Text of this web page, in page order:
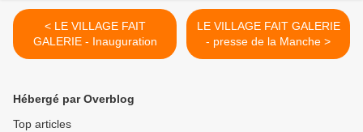
< LE VILLAGE FAIT
GALERIE - Inauguration
LE VILLAGE FAIT GALERIE
- presse de la Manche >
Hébergé par Overblog
Top articles